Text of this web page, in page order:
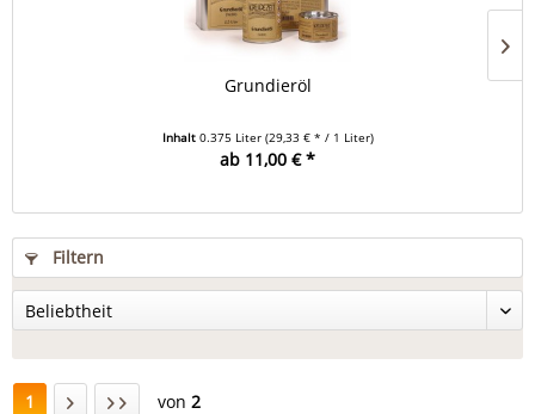
Grundieröl
Inhalt 0.375 Liter (29,33 € * / 1 Liter)
ab 11,00 € *
Filtern
1 von 2